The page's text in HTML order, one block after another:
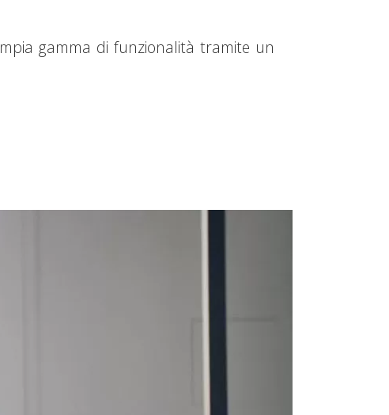
gamma di funzionalità tramite un